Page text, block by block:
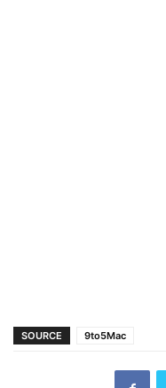
SOURCE 9to5Mac